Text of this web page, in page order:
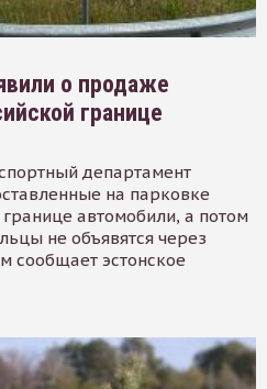
о продаже
границе
департамент
на парковке
автомобили, а потом
не объявятся через
сообщает эстонское